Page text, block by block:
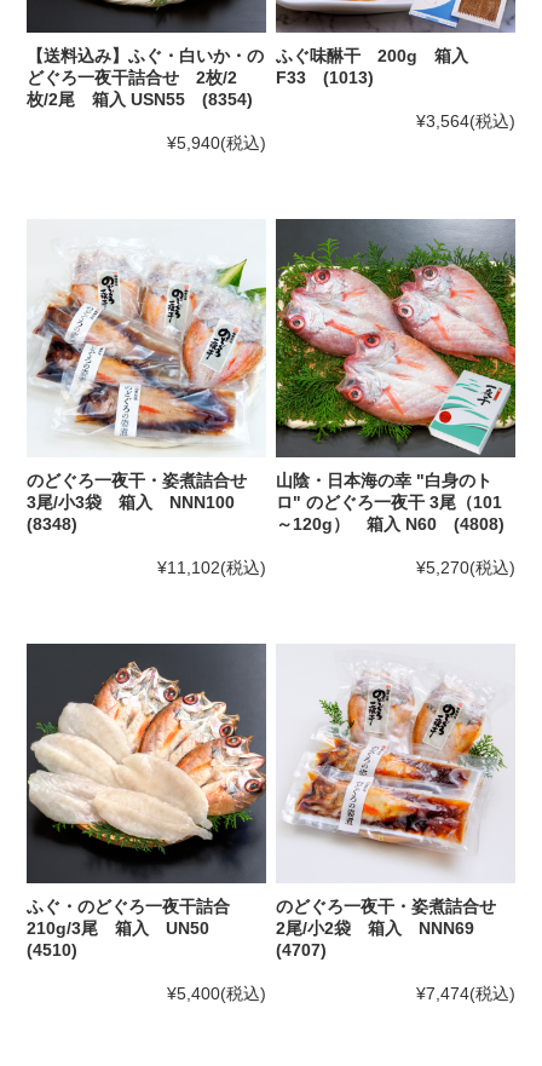
【送料込み】ふぐ・白いか・の
どぐろ一夜干詰合せ 2枚/2
枚/2尾 箱入 USN55 (8354)
¥5,940(税込)
ふぐ味醂干 200g 箱入
F33 (1013)
¥3,564(税込)
のどぐろ一夜干・姿煮詰合せ
3尾/小3袋 箱入 NNN100
(8348)
¥11,102(税込)
山陰・日本海の幸 "白身のト
ロ" のどぐろ一夜干 3尾（101
～120g） 箱入 N60 (4808)
¥5,270(税込)
ふぐ・のどぐろ一夜干詰合
210g/3尾 箱入 UN50
(4510)
¥5,400(税込)
のどぐろ一夜干・姿煮詰合せ
2尾/小2袋 箱入 NNN69
(4707)
¥7,474(税込)